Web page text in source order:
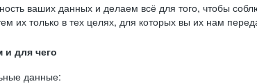
ваших данных и делаем всё для того, чтобы
их только в тех целях, для которых вы их нам
для чего
данные: